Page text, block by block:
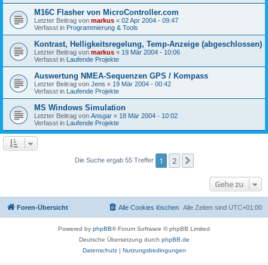
M16C Flasher von MicroController.com
Letzter Beitrag von markus « 02 Apr 2004 - 09:47
Verfasst in Programmierung & Tools
Kontrast, Helligkeitsregelung, Temp-Anzeige (abgeschlossen)
Letzter Beitrag von markus « 19 Mär 2004 - 10:06
Verfasst in Laufende Projekte
Auswertung NMEA-Sequenzen GPS / Kompass
Letzter Beitrag von Jens « 19 Mär 2004 - 00:42
Verfasst in Laufende Projekte
MS Windows Simulation
Letzter Beitrag von Ansgar « 18 Mär 2004 - 10:02
Verfasst in Laufende Projekte
Die Suche ergab 55 Treffer 1 2
Gehe zu
Foren-Übersicht Alle Zeiten sind UTC+01:00
Alle Cookies löschen
Powered by phpBB® Forum Software © phpBB Limited
Deutsche Übersetzung durch phpBB.de
Datenschutz| Nutzungsbedingungen